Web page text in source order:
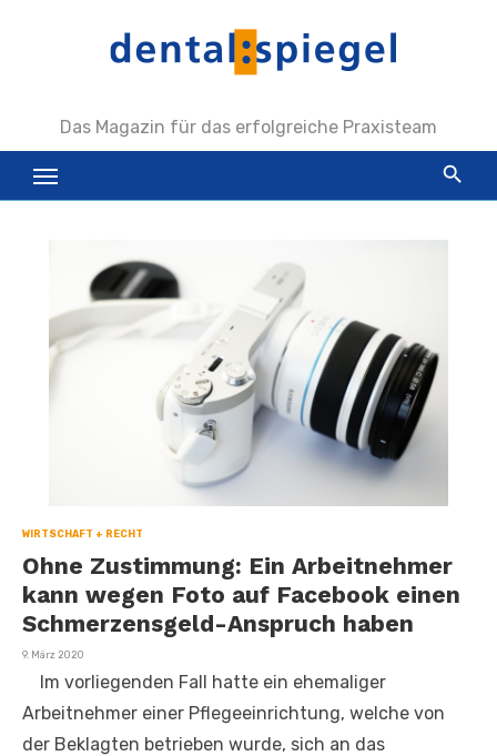
Das Magazin für das erfolgreiche Praxisteam
WIRTSCHAFT + RECHT
Ohne Zustimmung: Ein Arbeitnehmer
kann wegen Foto auf Facebook einen
Schmerzensgeld-Anspruch haben
Veröffentlicht
9. März 2020
Im vorliegenden Fall hatte ein ehemaliger
Arbeitnehmer einer Pflegeeinrichtung, welche von
der Beklagten betrieben wurde, sich an das